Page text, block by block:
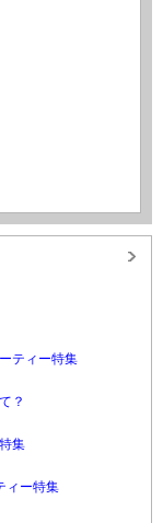
ティー特集
？
集
ィー特集